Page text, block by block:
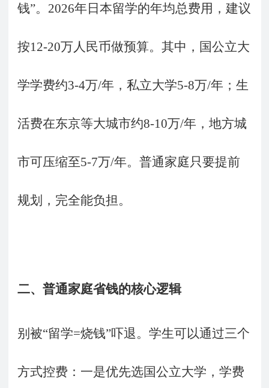
钱”。2026年日本留学的年均总费用，建议
按12-20万人民币做预算。其中，国公立大
学学费约3-4万/年，私立大学5-8万/年；生
活费在东京等大城市约8-10万/年，地方城
市可压缩至5-7万/年。普通家庭只要提前
规划，完全能负担。
二、普通家庭省钱的核心逻辑
别被“留学=烧钱”吓退。学生可以通过三个
方式控费：一是优先选国公立大学，学费